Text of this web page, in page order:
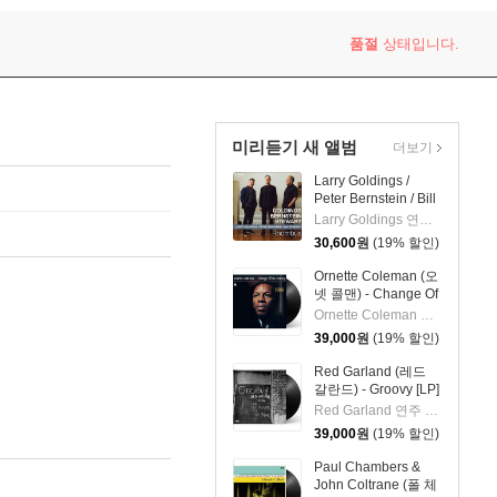
품절 상태입니다.
미리듣기 새 앨범
Larry Goldings /
Peter Bernstein / Bill
Stewart (래리 골딩스
/ 피터 번스타인 / 빌
스튜어트) - Rhombus
Larry Goldings 연주 외 2명
30,600원 (19% 할인)
Ornette Coleman (오
넷 콜맨) - Change Of
The Century [LP] Ornette Coleman 연주
39,000원 (19% 할인)
Red Garland (레드
갈란드) - Groovy [LP]
Red Garland 연주 외 2명
39,000원 (19% 할인)
Paul Chambers &
John Coltrane (폴 체
더보기